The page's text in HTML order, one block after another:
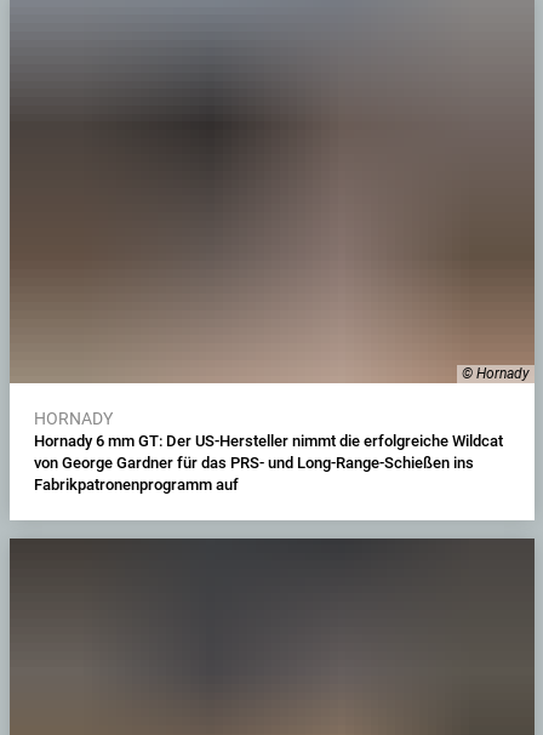
© Hornady
HORNADY
Hornady 6 mm GT: Der US-Hersteller nimmt die erfolgreiche Wildcat
von George Gardner für das PRS- und Long-Range-Schießen ins
Fabrikpatronenprogramm auf